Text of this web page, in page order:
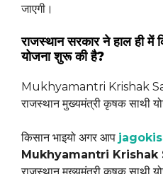
जाएगी।
राजस्थान सरकार ने हाल ही में
योजना शुरू की है?
Mukhyamantri Krishak
राजस्थान मुख्यमंत्री कृषक साथी
किसान भाइयो अगर आप
Mukhyamantri Krishak